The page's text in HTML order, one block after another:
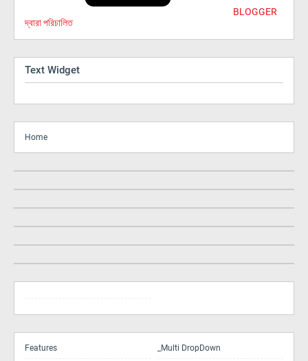
BLOGGER
দ্বারা পরিচালিত
Text Widget
Home
Features _Multi DropDown